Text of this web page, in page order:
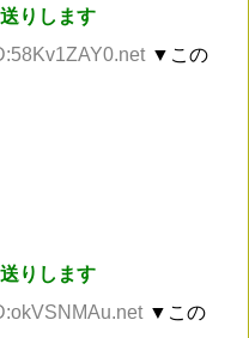
りします
▼この
りします
▼この